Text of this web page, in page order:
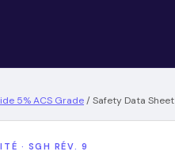
5% ACS Grade/Safety Data Sheet
· SGH RÉV. 9